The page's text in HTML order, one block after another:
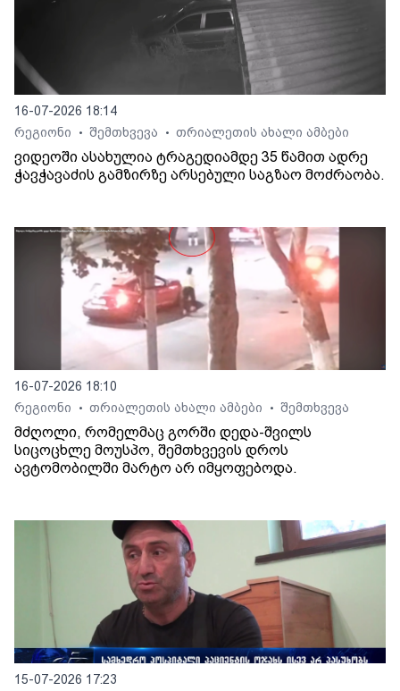
16-07-2026 18:14
რეგიონი
• შემთხვევა • თრიალეთის ახალი ამბები
ვიდეოში ასახულია ტრაგედიამდე 35 წამით ადრე
ჭავჭავაძის გამზირზე არსებული საგზაო მოძრაობა.
16-07-2026 18:10
რეგიონი
• თრიალეთის ახალი ამბები • შემთხვევა
მძღოლი, რომელმაც გორში დედა-შვილს
სიცოცხლე მოუსპო, შემთხვევის დროს
ავტომობილში მარტო არ იმყოფებოდა.
15-07-2026 17:23